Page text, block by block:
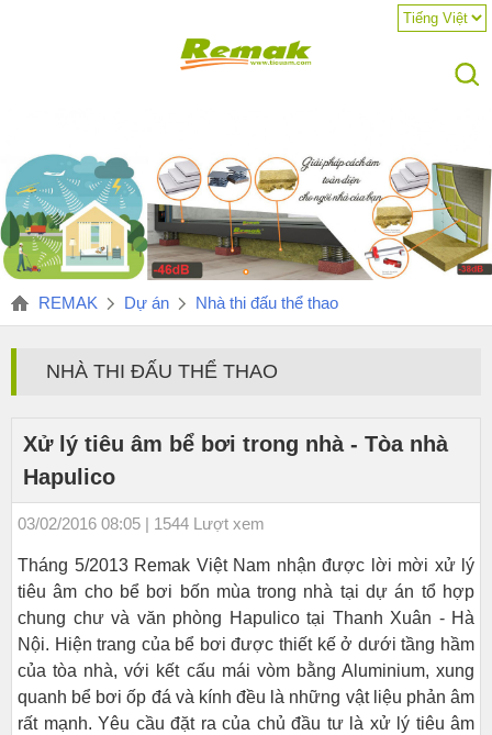
REMAK Dự án Nhà thi đấu thể thao
NHÀ THI ĐẤU THỂ THAO
Xử lý tiêu âm bể bơi trong nhà - Tòa nhà
Hapulico
03/02/2016 08:05 | 1544 Lượt xem
Tháng 5/2013 Remak Việt Nam nhận được lời mời xử lý
tiêu âm cho bể bơi bốn mùa trong nhà tại dự án tổ hợp
chung chư và văn phòng Hapulico tại Thanh Xuân - Hà
Nội. Hiện trang của bể bơi được thiết kế ở dưới tầng hầm
của tòa nhà, với kết cấu mái vòm bằng Aluminium, xung
quanh bể bơi ốp đá và kính đều là những vật liệu phản âm
rất mạnh. Yêu cầu đặt ra của chủ đầu tư là xử lý tiêu âm